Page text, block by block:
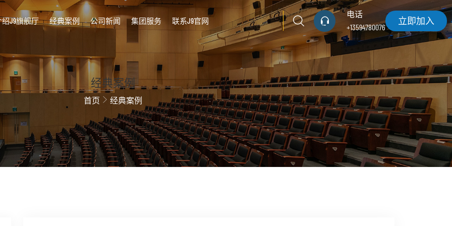
绍J9旗舰厅 经典案例 公司新闻 集团服务 联系J9官网
电话
+13594780076
立即加入
经典案例
首页 经典案例